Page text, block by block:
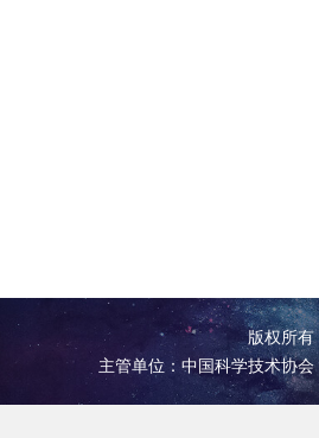
版权所
主管单位：中国科学技术协